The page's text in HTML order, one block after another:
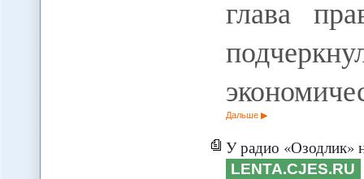
глава
Дальше
У радио «Озодлик»
LENTA.CJES.RU